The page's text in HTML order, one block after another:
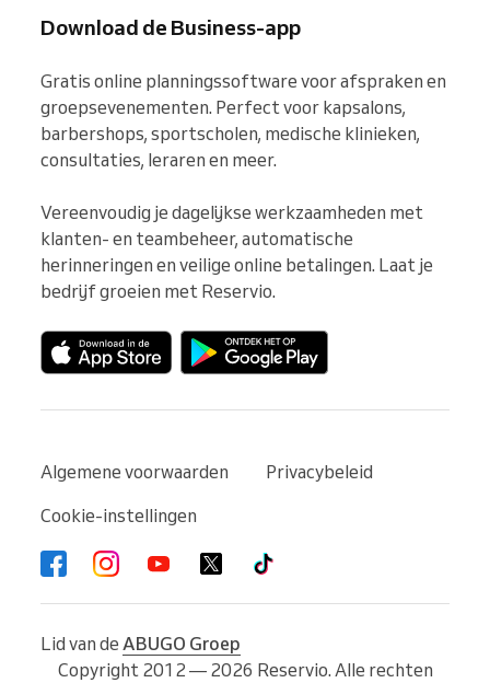
Download de Business-app
Gratis online planningssoftware voor afspraken en
groepsevenementen. Perfect voor kapsalons,
barbershops, sportscholen, medische klinieken,
consultaties, leraren en meer.
Vereenvoudig je dagelijkse werkzaamheden met
klanten- en teambeheer, automatische
herinneringen en veilige online betalingen. Laat je
bedrijf groeien met Reservio.
Algemene voorwaarden
Privacybeleid
Cookie-instellingen
Lid van de ABUGO Groep
Copyright 2012 — 2026 Reservio. Alle rechten